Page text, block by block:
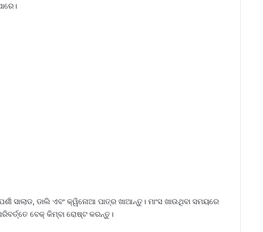
ସାଲାଡ, ଡାଲି ଏବଂ କ୍ୱିନୋଆ ପାତ୍ର ଖାଆନ୍ତୁ। ମାଂସ ଖାଉଥିବା ସମୟରେ
ବେକ୍ କିମ୍ବା ରୋଷ୍ଟ କରନ୍ତୁ।